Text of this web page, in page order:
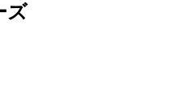
ズ